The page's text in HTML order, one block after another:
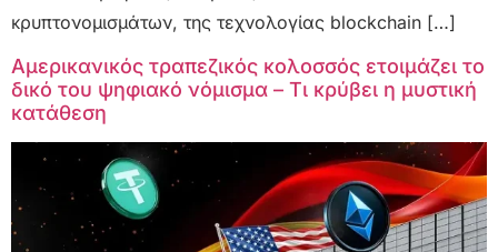
κρυπτονομισμάτων, της τεχνολογίας blockchain […]
Αμερικανικός τραπεζικός κολοσσός ετοιμάζει το
δικό του ψηφιακό νόμισμα – Τι κρύβει η μυστική
κατάθεση